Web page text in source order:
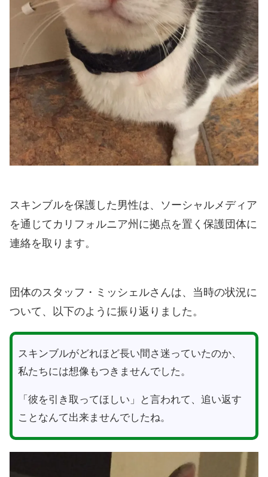
スキンブルを保護した男性は、ソーシャルメディア
を通じてカリフォルニア州に拠点を置く保護団体に
連絡を取ります。
団体のスタッフ・ミッシェルさんは、当時の状況に
ついて、以下のように振り返りました。
スキンブルがどれほど長い間さ迷っていたのか、
私たちには想像もつきませんでした。
「彼を引き取ってほしい」と言われて、追い返す
ことなんて出来ませんでしたね。